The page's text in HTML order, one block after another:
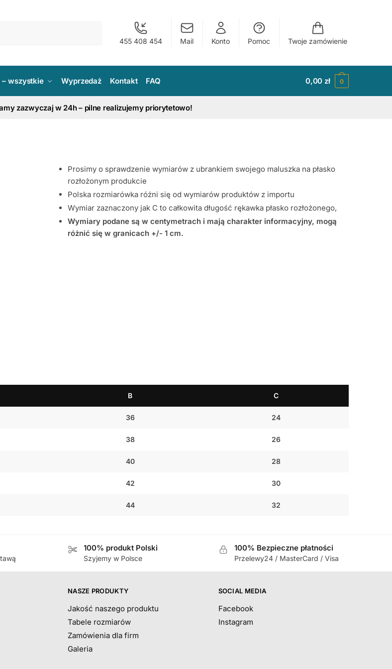
455 408 454 Mail Konto Pomoc Twoje zamówienie
– wszystkie Wyprzedaż Kontakt FAQ 0,00zł 0
zazwyczaj w 24h – pilne realizujemy priorytetowo!
Prosimy o sprawdzenie wymiarów z ubrankiem swojego maluszka na płasko
rozłożonym produkcie
Polska rozmiarówka różni się od wymiarów produktów z importu
Wymiar zaznaczony jak C to całkowita długość rękawka płasko rozłożonego,
Wymiary podane są w centymetrach i mają charakter informacyjny, mogą
różnić się w granicach +/- 1 cm.
B C
36 24
38 26
40 28
42 30
44 32
100% produkt Polski
Szyjemy w Polsce
100% Bezpieczne płatności
Przelewy24 / MasterCard / Visa
NASZE PRODUKTY
Jakość naszego produktu
Tabele rozmiarów
Zamówienia dla firm
Galeria
SOCIAL MEDIA
Facebook
Instagram